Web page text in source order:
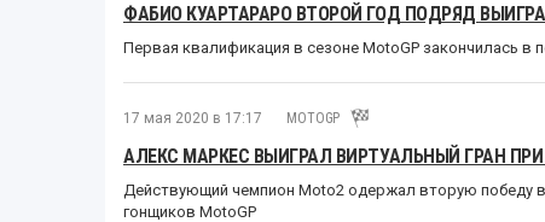
ФАБИО КУАРТАРАРО ВТОРОЙ ГОД ПОДРЯД
Первая квалификация в сезоне MotoGP закончилась в
17 мая 2020 в 17:17 MOTOGP
АЛЕКС МАРКЕС ВЫИГРАЛ ВИРТУАЛЬНЫЙ ГРАН
Действующий чемпион Moto2 одержал вторую победу
гонщиков MotoGP